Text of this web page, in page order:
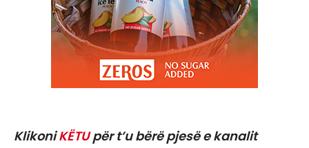
KlikoniKËTUpër t’u bërë pjesë e kanalit